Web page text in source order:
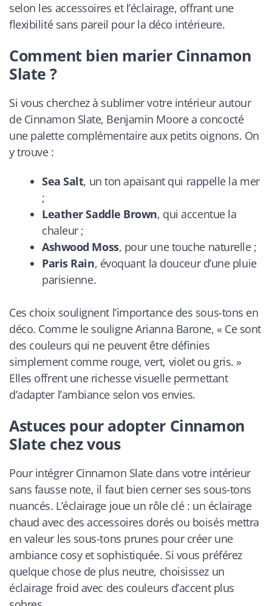
selon les accessoires et l’éclairage, offrant une
flexibilité sans pareil pour la déco intérieure.
Comment bien marier Cinnamon
Slate ?
Si vous cherchez à sublimer votre intérieur autour
de Cinnamon Slate, Benjamin Moore a concocté
une palette complémentaire aux petits oignons. On
y trouve :
Sea Salt, un ton apaisant qui rappelle la mer
;
Leather Saddle Brown, qui accentue la
chaleur ;
Ashwood Moss, pour une touche naturelle ;
Paris Rain, évoquant la douceur d’une pluie
parisienne.
Ces choix soulignent l’importance des sous-tons en
déco. Comme le souligne Arianna Barone, « Ce sont
des couleurs qui ne peuvent être définies
simplement comme rouge, vert, violet ou gris. »
Elles offrent une richesse visuelle permettant
d’adapter l’ambiance selon vos envies.
Astuces pour adopter Cinnamon
Slate chez vous
Pour intégrer Cinnamon Slate dans votre intérieur
sans fausse note, il faut bien cerner ses sous-tons
nuancés. L’éclairage joue un rôle clé : un éclairage
chaud avec des accessoires dorés ou boisés mettra
en valeur les sous-tons prunes pour créer une
ambiance cosy et sophistiquée. Si vous préférez
quelque chose de plus neutre, choisissez un
éclairage froid avec des couleurs d’accent plus